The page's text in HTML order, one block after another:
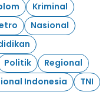
Kriminal
Nasional
Politik
Regional
Indonesia
TNI